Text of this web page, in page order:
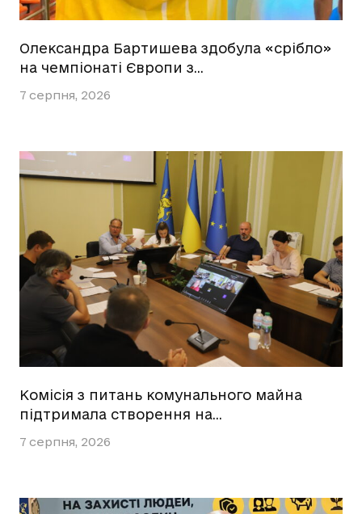
Олександра Бартишева здобула «срібло»
на чемпіонаті Європи з…
7 серпня, 2026
Комісія з питань комунального майна
підтримала створення на…
7 серпня, 2026